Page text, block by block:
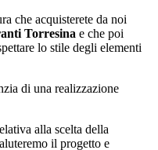
che acquisterete da noi
Torresina e che poi
lo stile degli elementi
di una realizzazione
alla scelta della
il progetto e